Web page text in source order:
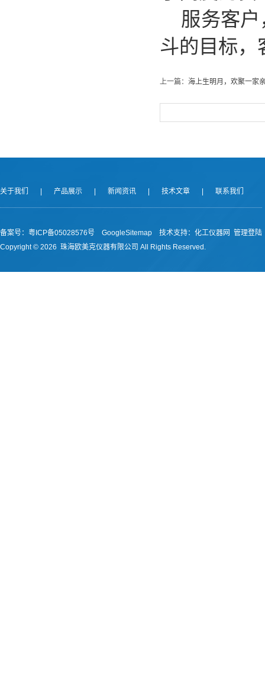
服务客户
斗的目标，
上一篇： 海上生明月，欢聚一家
关于我们 产品展示 新闻资讯 技术文章 联系我们
备案号： 粤ICP备05028576号 GoogleSitemap 技术支持： 化工仪器网 管理登陆
Copyright © 2026 珠海欧美克仪器有限公司 All Rights Reserved.